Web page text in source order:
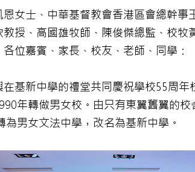
女士、中華基督教會香港區會總幹事
授、高國雄牧師、陳俊傑總監、校牧
位嘉賓、家長、校友、老師、同學：
基新中學的禮堂共同慶祝學校55周
年轉做男女校。由只有東翼舊翼的
男女文法中學，改名為基新中學。